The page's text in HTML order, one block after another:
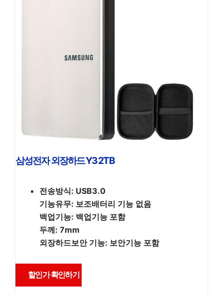
삼성전자 외장하드 Y3 2TB
전송방식: USB3.0
기능유무: 보조배터리 기능 없음
백업기능: 백업기능 포함
두께: 7mm
외장하드보안 기능: 보안기능 포함
할인가 확인하기